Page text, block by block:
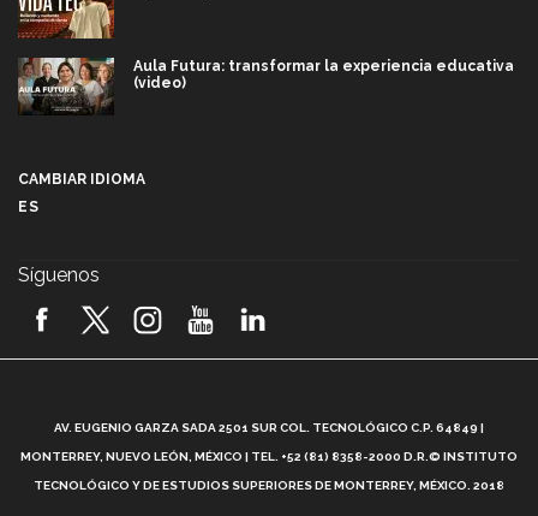
Aula Futura: transformar la experiencia educativa
(video)
2026! (video)
¿Cómo es el Modelo Educativo Tec? (video)
CAMBIAR IDIOMA
ES
Síguenos
AV. EUGENIO GARZA SADA 2501 SUR COL. TECNOLÓGICO C.P. 64849 |
MONTERREY, NUEVO LEÓN, MÉXICO | TEL. +52 (81) 8358-2000 D.R.© INSTITUTO
TECNOLÓGICO Y DE ESTUDIOS SUPERIORES DE MONTERREY, MÉXICO. 2018